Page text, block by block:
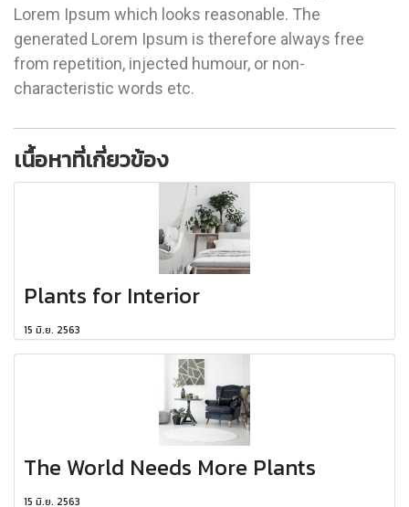
Lorem Ipsum which looks reasonable. The
generated Lorem Ipsum is therefore always free
from repetition, injected humour, or non-
characteristic words etc.
เนื้อหาที่เกี่ยวข้อง
Plants for Interior
15 มิ.ย. 2563
The World Needs More Plants
15 มิ.ย. 2563